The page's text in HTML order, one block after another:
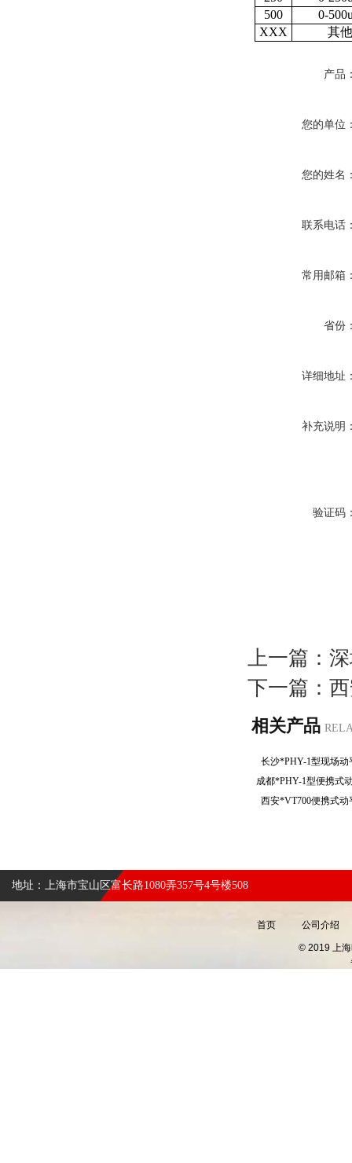
500
0-
XXX
其他
产品
您的单位
您的姓名
联系电话
常用邮箱
省份
详细地址
补充说明
验证码
上一篇：
下一篇：
相关产品
长沙*PHY-1型现场
成都*PHY-1型便携
西安*VT700便携式
地址：上海市宝山区富长路1080弄357号4号楼508
首页 公司介绍
© 2019 上